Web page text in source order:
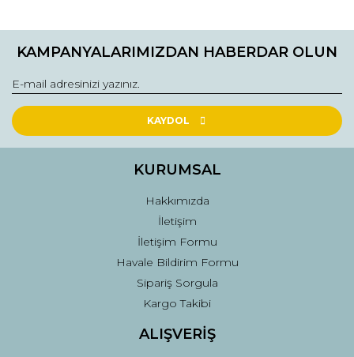
konularda yetersiz gördüğünüz noktaları öneri formunu
Görüş ve önerileriniz için teşekkür ederiz.
Ürün resmi kalitesiz, bozuk veya görüntülenemiyor.
Ürün açıklamasında eksik bilgiler bulunuyor.
Ürün fiyatı diğer sitelerden daha pahalı.
Gönder
KAMPANYALARIMIZDAN HABERDAR OLUN
KAYDOL
KURUMSAL
Hakkımızda
İletişim
İletişim Formu
Havale Bildirim Formu
Sipariş Sorgula
Kargo Takibi
ALIŞVERİŞ